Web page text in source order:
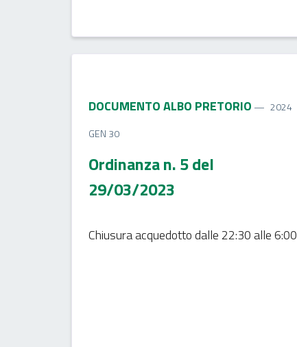
DOCUMENTO ALBO PRETORIO
2024
GEN 30
Ordinanza n. 5 del
29/03/2023
Chiusura acquedotto dalle 22:30 alle 6:00